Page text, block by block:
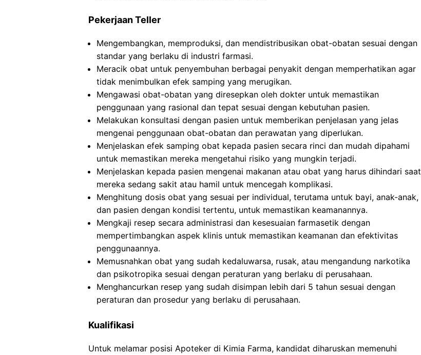
Pekerjaan Teller
Mengembangkan, memproduksi, dan mendistribusikan obat-obatan sesuai dengan
standar yang berlaku di industri farmasi.
Meracik obat untuk penyembuhan berbagai penyakit dengan memperhatikan agar
tidak menimbulkan efek samping yang merugikan.
Mengawasi obat-obatan yang diresepkan oleh dokter untuk memastikan
penggunaan yang rasional dan tepat sesuai dengan kebutuhan pasien.
Melakukan konsultasi dengan pasien untuk memberikan penjelasan yang jelas
mengenai penggunaan obat-obatan dan perawatan yang diperlukan.
Menjelaskan efek samping obat kepada pasien secara rinci dan mudah dipahami
untuk memastikan mereka mengetahui risiko yang mungkin terjadi.
Menjelaskan kepada pasien mengenai makanan atau obat yang harus dihindari saat
mereka sedang sakit atau hamil untuk mencegah komplikasi.
Menghitung dosis obat yang sesuai per individual, terutama untuk bayi, anak-anak,
dan pasien dengan kondisi tertentu, untuk memastikan keamanannya.
Mengkaji resep secara administrasi dan kesesuaian farmasetik dengan
mempertimbangkan aspek klinis untuk memastikan keamanan dan efektivitas
penggunaannya.
Memusnahkan obat yang sudah kedaluwarsa, rusak, atau mengandung narkotika
dan psikotropika sesuai dengan peraturan yang berlaku di perusahaan.
Menghancurkan resep yang sudah disimpan lebih dari 5 tahun sesuai dengan
peraturan dan prosedur yang berlaku di perusahaan.
Kualifikasi
Untuk melamar posisi Apoteker di Kimia Farma, kandidat diharuskan memenuhi